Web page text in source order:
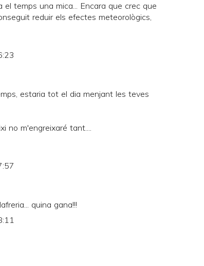
temps una mica... Encara que crec que
reduir els efectes meteorològics,
estaria tot el dia menjant les teves
no m'engreixaré tant....
quina gana!!!